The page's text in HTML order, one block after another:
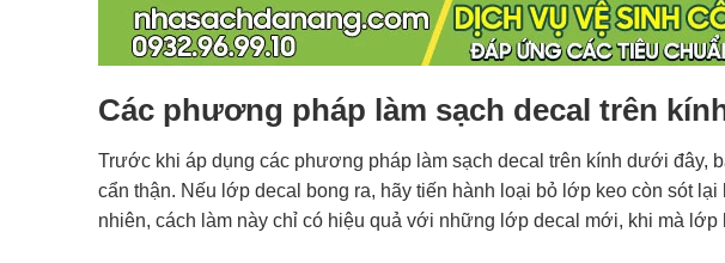
Các phương pháp làm sạch decal trên
Trước khi áp dụng các phương pháp làm sạch decal trên kính dưới đây,
cẩn thận. Nếu lớp decal bong ra, hãy tiến hành loại bỏ lớp keo còn sót
nhiên, cách làm này chỉ có hiệu quả với những lớp decal mới, khi mà lớp